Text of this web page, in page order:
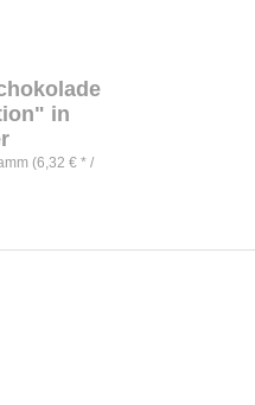
in
(6,32 € * /